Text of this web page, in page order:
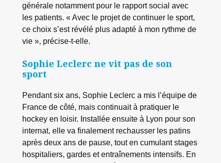
générale notamment pour le rapport social avec
les patients. « Avec le projet de continuer le sport,
ce choix s’est révélé plus adapté à mon rythme de
vie », précise-t-elle.
Sophie Leclerc ne vit pas de son
sport
Pendant six ans, Sophie Leclerc a mis l’équipe de
France de côté, mais continuait à pratiquer le
hockey en loisir. Installée ensuite à Lyon pour son
internat, elle va finalement rechausser les patins
après deux ans de pause, tout en cumulant stages
hospitaliers, gardes et entraînements intensifs. En